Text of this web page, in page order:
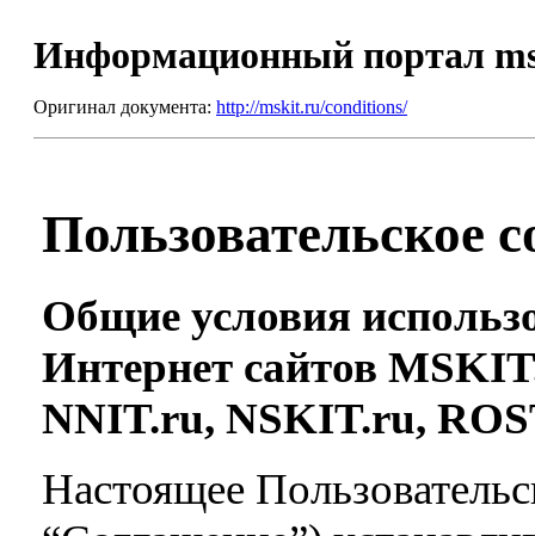
Информационный портал
Оригинал документа: http://mskit.ru/conditions/
Пользовательское
Общие условия
Интернет сайтов
NNIT.ru, NSKIT.ru,
Настоящее